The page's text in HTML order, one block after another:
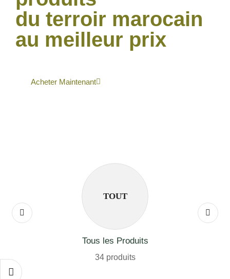
du terroir marocain
au meilleur prix
Acheter Maintenant
TOUT
Tous les Produits
34 produits